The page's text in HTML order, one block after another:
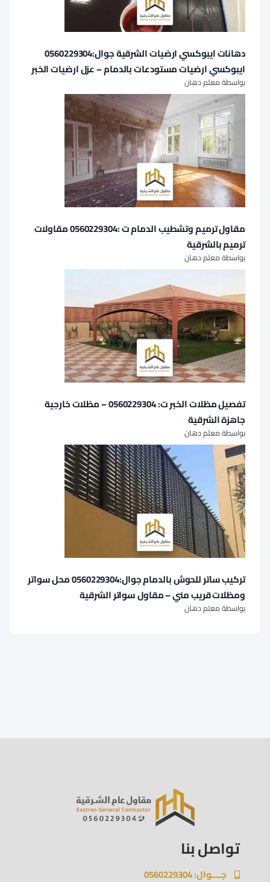
دهانات ايبوكسي ارضيات الشرقية جوال:0560229304
ايبوكسي ارضيات مستودعات بالدمام – عزل ارضيات الخبر
بواسطة معلم دهان
مقاول ترميم وتشطيب الدمام ت :0560229304 مقاولات
ترميم بالشرقية
بواسطة معلم دهان
تفصيل مظلات الخبر ت: 0560229304 – مظلات خارجية
جاهزة الشرقية
بواسطة معلم دهان
تركيب ساتر للحوش بالدمام جوال:0560229304 محل سواتر
ومظلات قريب مني – مقاول سواتر الشرقية
بواسطة معلم دهان
تواصل بنا
جــــوال: 0560229304